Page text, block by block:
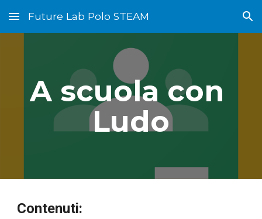
Skip to main content Skip to navigation
Future Lab Polo STEAM
A scuola con
Ludo
Contenuti: